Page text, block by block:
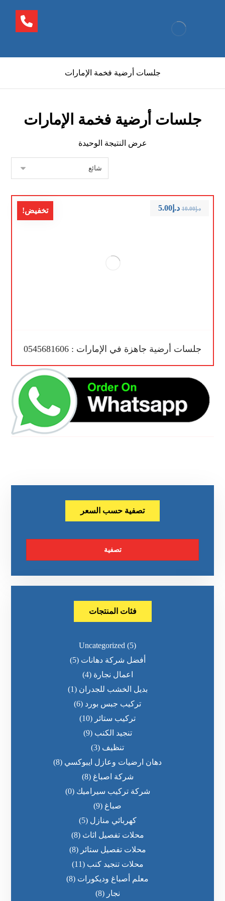
جلسات أرضية فخمة الإمارات
جلسات أرضية فخمة الإمارات
عرض النتيجة الوحيدة
تخفيض!
جلسات أرضية جاهزة في الإمارات : 0545681606
د.إ10.00 د.إ5.00
تصفية حسب السعر
تصفية
فئات المنتجات
Uncategorized (5)
أفضل شركة دهانات (5)
اعمال نجارة (4)
بديل الخشب للجدران (1)
تركيب جبس بورد (6)
تركيب ستائر (10)
تنجيد الكنب (9)
تنظيف (3)
دهان ارضيات وعازل ايبوكسي (8)
شركة اصباغ (8)
شركة تركيب سيراميك (0)
صباغ (9)
كهربائي منازل (5)
محلات تفصيل اثاث (8)
محلات تفصيل ستائر (8)
محلات تنجيد كنب (11)
معلم أصباغ وديكورات (8)
نجار (8)